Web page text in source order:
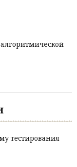
тестирования